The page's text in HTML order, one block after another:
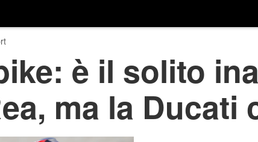
è il solito
ma la Ducati